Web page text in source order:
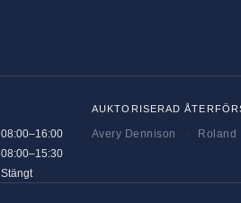
08:00–16:00
08:00–15:30
Stängt
AUKTORISERAD
Avery Dennison Roland